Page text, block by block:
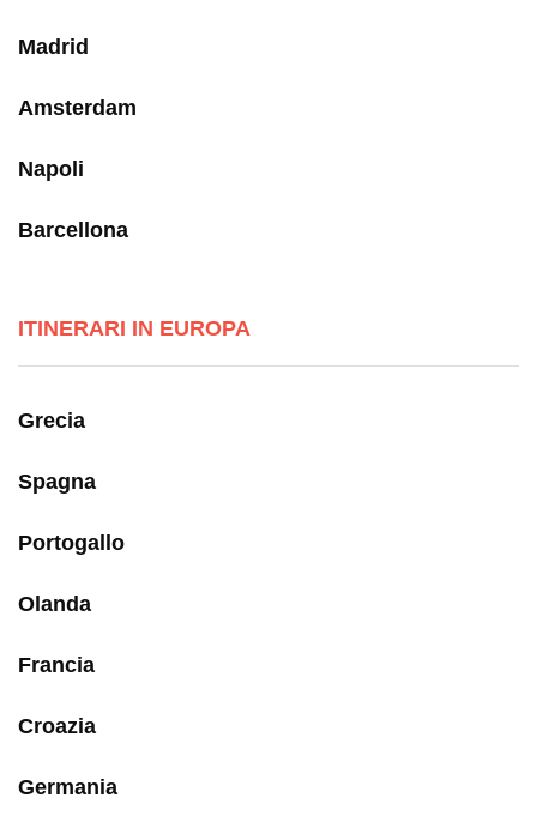
Madrid
Amsterdam
Napoli
Barcellona
ITINERARI IN EUROPA
Grecia
Spagna
Portogallo
Olanda
Francia
Croazia
Germania